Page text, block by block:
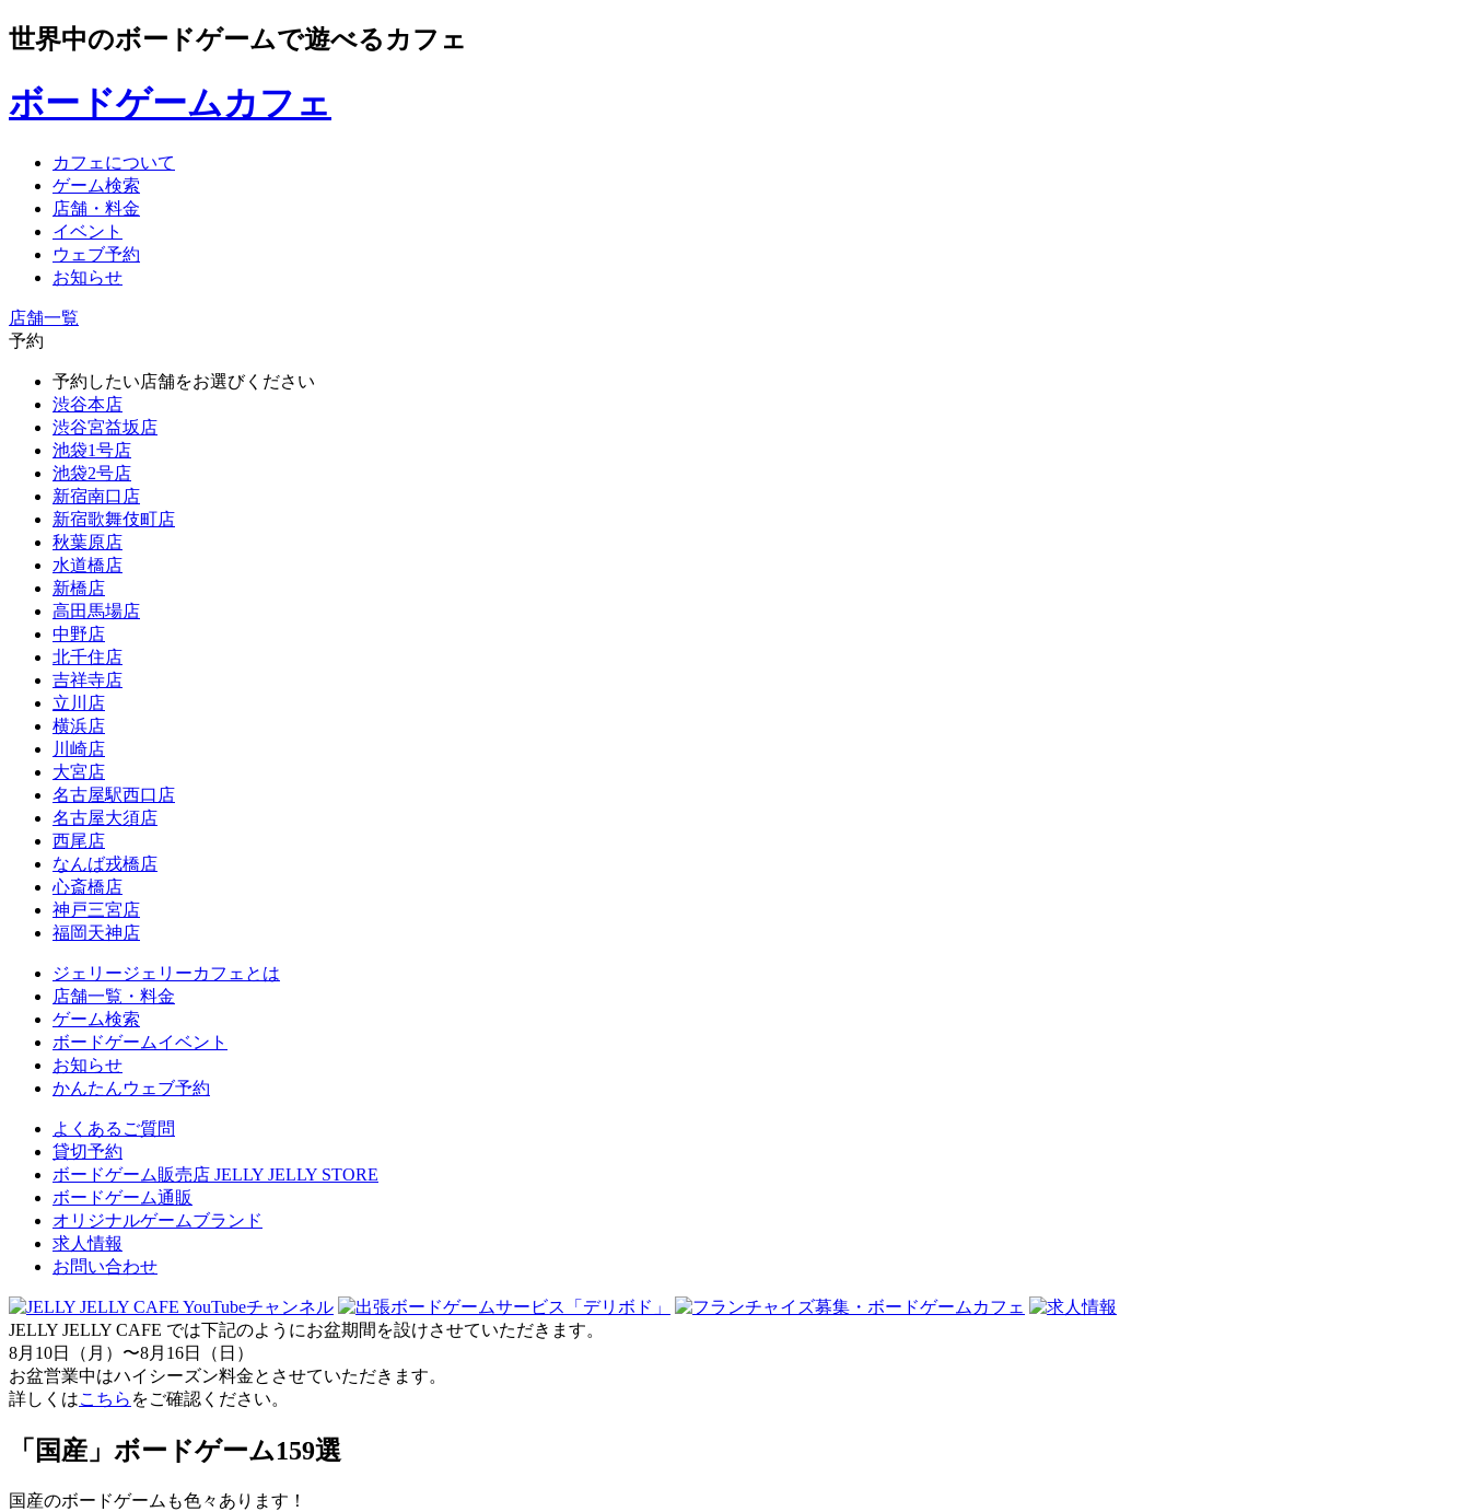
世界中のボードゲームで遊べるカフェ
ボードゲームカフェ
カフェについて
ゲーム検索
店舗・料金
イベント
ウェブ予約
お知らせ
店舗一覧
予約
予約したい店舗をお選びください
渋谷本店
渋谷宮益坂店
池袋1号店
池袋2号店
新宿南口店
新宿歌舞伎町店
秋葉原店
水道橋店
新橋店
高田馬場店
中野店
北千住店
吉祥寺店
立川店
横浜店
川崎店
大宮店
名古屋駅西口店
名古屋大須店
西尾店
なんば戎橋店
心斎橋店
神戸三宮店
福岡天神店
ジェリージェリーカフェとは
店舗一覧・料金
ゲーム検索
ボードゲームイベント
お知らせ
かんたんウェブ予約
よくあるご質問
貸切予約
ボードゲーム販売店 JELLY JELLY STORE
ボードゲーム通販
オリジナルゲームブランド
求人情報
お問い合わせ
JELLY JELLY CAFE では下記のようにお盆期間を設けさせていただきます。
8月10日（月）〜8月16日（日）
お盆営業中はハイシーズン料金とさせていただきます。
詳しくはこちら をご確認ください。
「国産」ボードゲーム159選
国産のボードゲームも色々あります！